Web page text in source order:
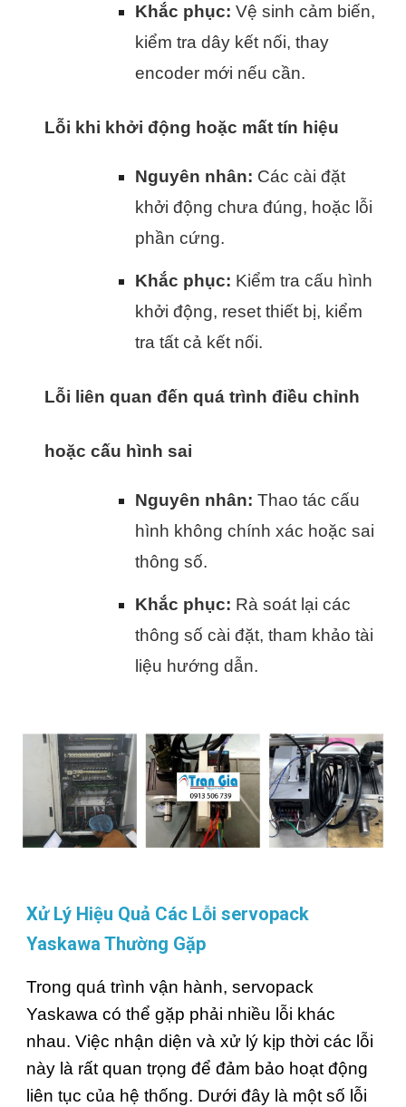
Khắc phục: Vệ sinh cảm biến,
kiểm tra dây kết nối, thay
encoder mới nếu cần.
Lỗi khi khởi động hoặc mất tín hiệu
Nguyên nhân: Các cài đặt
khởi động chưa đúng, hoặc lỗi
phần cứng.
Khắc phục: Kiểm tra cấu hình
khởi động, reset thiết bị, kiểm
tra tất cả kết nối.
Lỗi liên quan đến quá trình điều chỉnh
hoặc cấu hình sai
Nguyên nhân: Thao tác cấu
hình không chính xác hoặc sai
thông số.
Khắc phục: Rà soát lại các
thông số cài đặt, tham khảo tài
liệu hướng dẫn.
Xử Lý Hiệu Quả Các Lỗi servopack
Yaskawa Thường Gặp
Trong quá trình vận hành, servopack
Yaskawa có thể gặp phải nhiều lỗi khác
nhau. Việc nhận diện và xử lý kịp thời các lỗi
này là rất quan trọng để đảm bảo hoạt động
liên tục của hệ thống. Dưới đây là một số lỗi